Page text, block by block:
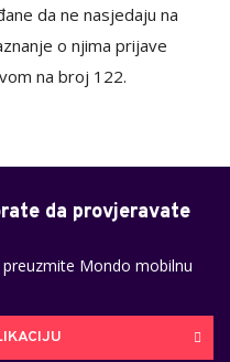
da ne nasjedaju na
o njima prijave
na broj 122.
da provjeravate
Mondo mobilnu